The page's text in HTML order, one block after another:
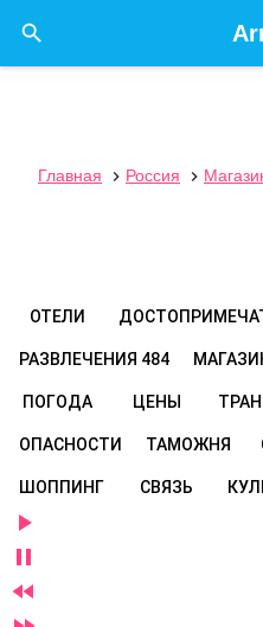

Главная  Россия 
ОТЕЛИ
РАЗВЛЕЧЕНИЯ 484
ПОГОДА ЦЕНЫ
ОПАСНОСТИ ТАМОЖНЯ
ШОППИНГ СВЯЗЬ


